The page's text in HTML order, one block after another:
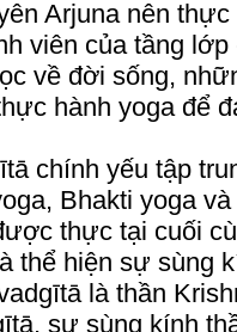
Arjuna nên
viên của tầng
về đời sống,
hành yoga để
chính yếu tập
Bhakti yoga
thực tại cuối
thể hiện sự sùng
là thần
sự sùng kính